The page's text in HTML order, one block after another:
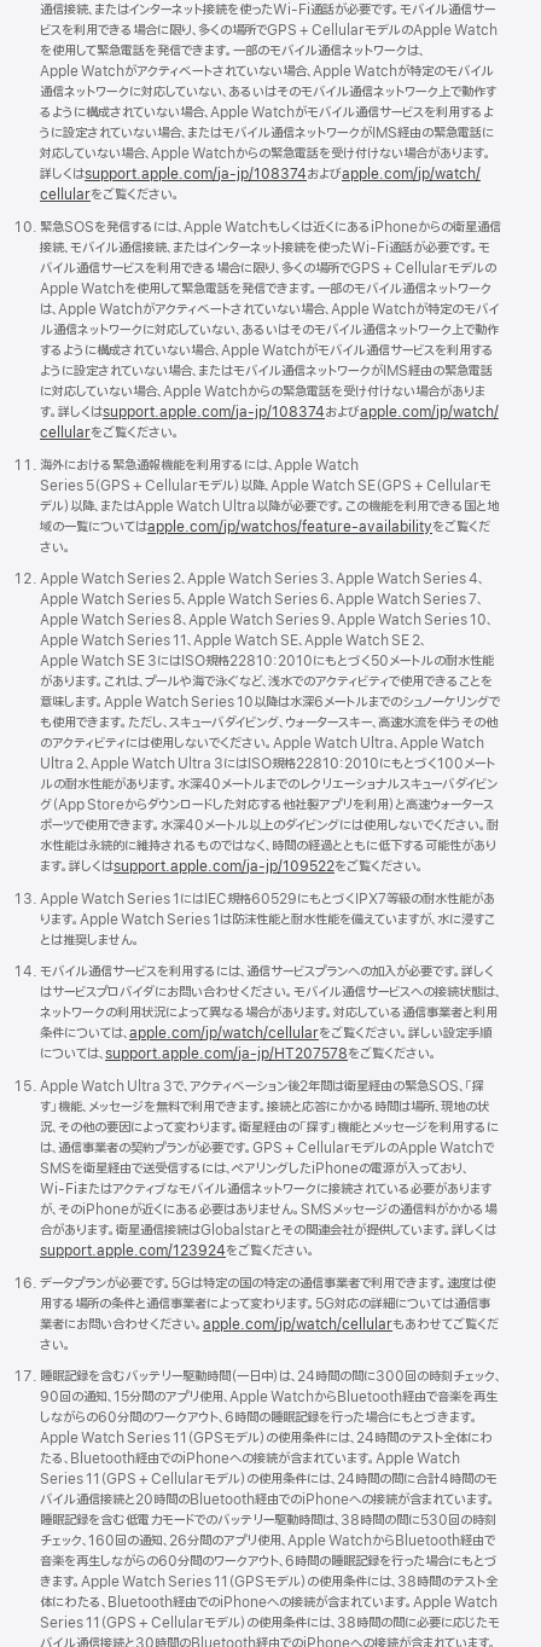
通信接続、またはインターネット接続を使ったWi - Fi通話が必要です。モバイル通信サー
ビスを利用できる場合に限り、多くの場所でGPS + CellularモデルのApple Watch
を使用して緊急電話を発信できます。一部のモバイル通信ネットワークは、
Apple Watchがアクティベートされていない場合、Apple Watchが特定のモバイル
通信ネットワークに対応していない、あるいはそのモバイル通信ネットワーク上で動作す
るように構成されていない場合、Apple Watchがモバイル通信サービスを利用するよ
うに設定されていない場合、またはモバイル通信ネットワークがIMS経由の緊急電話に
対応していない場合、Apple Watchからの緊急電話を受け付けない場合があります。
詳しくはsupport.apple.com/ja - jp/108374およびapple.com/jp/watch/
cellularをご覧くださ い 。
緊急SOSを発信するには、Apple Watchもしくは近くにあるiPhoneからの衛星通信
接続、モバイル通信接続、またはインターネット接続を使ったWi - Fi通話が必要です。モ
バイル通信サービスを利用できる場合に限り、多くの場所でGPS + Cellularモデルの
Apple Watchを使用して緊急電話を発信できます。一部のモバイル通信ネットワーク
は、Apple Watchがアクティベートされていない場合、Apple Watchが特定のモバイ
ル通信ネットワークに対応していない、あるいはそのモバイル通信ネットワーク上で動作
するように構成されていない場合、Apple Watchがモバイル通信サービスを利用する
ように設定されていない場合、またはモバイル通信ネットワークがIMS経由の緊急電話
に対応していない場合、Apple Watchからの緊急電話を受け付けない場合がありま
す。詳しくはsupport.apple.com/ja - jp/108374およびapple.com/jp/watch/
cellularをご覧くださ い 。
海外における緊急通報機能を利用するには、Apple Watch
Series 5（GPS + Cellularモデル）以降、Apple Watch SE（GPS + Cellularモ
デル）以降、またはApple Watch Ultra以降が必要です。この機能を利用できる国と地
域の一覧についてはapple.com/jp/watchos/feature - availabilityをご覧くだ
さい。
Apple Watch Series 2、Apple Watch Series 3、Apple Watch Series 4、
Apple Watch Series 5、Apple Watch Series 6、Apple Watch Series 7、
Apple Watch Series 8、Apple Watch Series 9、Apple Watch Series 10、
Apple Watch Series 11、Apple Watch SE、Apple Watch SE 2、
Apple Watch SE 3にはISO規格22810:2010にもとづく50メートルの耐水性能
があります。これは、プールや海で泳ぐなど、浅水でのアクティビティで使用できることを
意味します。Apple Watch Series 10以降は水深6メートルまでのシュノーケリングで
も使用できます。ただし、スキューバダイビング、ウォータースキー、高速水流を伴うその他
のアクティビティには使用しないでください。Apple Watch Ultra、Apple Watch
Ultra 2、Apple Watch Ultra 3にはISO規格22810:2010にもとづく100メート
ルの耐水性能があります。水深40メートルまでのレクリエーショナルスキューバダイビン
グ（App Storeからダウンロードした対応する他社製アプリを利用）と高速ウォータース
ポーツで使用できます。水深40メートル以上のダイビングには使用しないでください。耐
水性能は永続的に維持されるものではなく、時間の経過とともに低下する可能性があり
ます。詳しくはsupport.apple.com/ja - jp/109522をご覧くださ い 。
Apple Watch Series 1にはIEC規格60529にもとづくIPX7等級の耐水性能があ
ります。Apple Watch Series 1は防沫性能と耐水性能を備えていますが、水に浸すこ
とは推奨しません。
モバイル通信サービスを利用するには、通信サービスプランへの加入が必要です。詳しく
はサービスプロバイダにお問い合わせください。モバイル通信サービスへの接続状態は、
ネットワークの利用状況によって異なる場合があります。対応している通信事業者と利用
条件については、apple.com/jp/watch/cellularをご覧ください。詳しい設定手順
については、support.apple.com/ja - jp/HT207578をご覧ください。
Apple Watch Ultra 3で、アクティベーション後2年間は衛星経由の緊急SOS、「探
す」機能、メッセージを無料で利用できます。接続と応答にかかる時間は場所、現地の状
況、その他の要因によって変わります。衛星経由の「探す」機能とメッセージを利用するに
は、通信事業者の契約プランが必要です。GPS + CellularモデルのApple Watchで
SMSを衛星経由で送受信するには、ペアリングしたiPhoneの電源が入っており、
Wi - Fiまたはアクティブなモバイル通信ネットワークに接続されている必要があります
が、そのiPhoneが近くにある必要はありません。SMSメッセージの通信料がかかる場
合があります。衛星通信接続はGlobalstarとその関連会社が提供しています。詳しくは
support.apple.com/123924をご覧くださ い 。
データプランが必要です。5Gは特定の国の特定の通信事業者で利用できます。速度は使
用する場所の条件と通信事業者によって変わります。5G対応の詳細については通信事
業者にお問い合わせください。 apple.com/jp/watch/cellularもあわせてご覧くだ
さ い 。
睡眠記録を含むバッテリー駆動時間（一日中）は、24時間の間に300回の時刻チェック、
90回の通知、15分間のアプリ使用、Apple WatchからBluetooth経由で音楽を再生
しながらの60分間のワークアウト、6時間の睡眠記録を行った場合にもとづきます。
Apple Watch Series 11（GPSモデル）の使用条件には、24時間のテスト全体にわ
たる、Bluetooth経由でのiPhoneへの接続が含まれています。Apple Watch
Series 11（GPS + Cellularモデル）の使用条件には、24時間の間に合計4時間のモ
バイル通信接続と20時間のBluetooth経由でのiPhoneへの接続が含まれています。
睡眠記録を含む低電力モードでのバッテリー駆動時間は、38時間の間に530回の時刻
チェック、160回の通知、26分間のアプリ使用、Apple WatchからBluetooth経由で
音楽を再生しながらの60分間のワークアウト、6時間の睡眠記録を行った場合にもとづ
きます。Apple Watch Series 11（GPSモデル）の使用条件には、38時間のテスト全
体にわたる、Bluetooth経由でのiPhoneへの接続が含まれています。Apple Watch
Series 11（GPS + Cellularモデル）の使用条件には、38時間の間に必要に応じたモ
バイル通信接続と30時間のBluetooth経由でのiPhoneへの接続が含まれています。